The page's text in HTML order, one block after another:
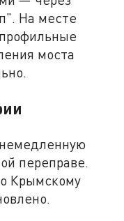
На месте
моста
переправе.
Крымскому